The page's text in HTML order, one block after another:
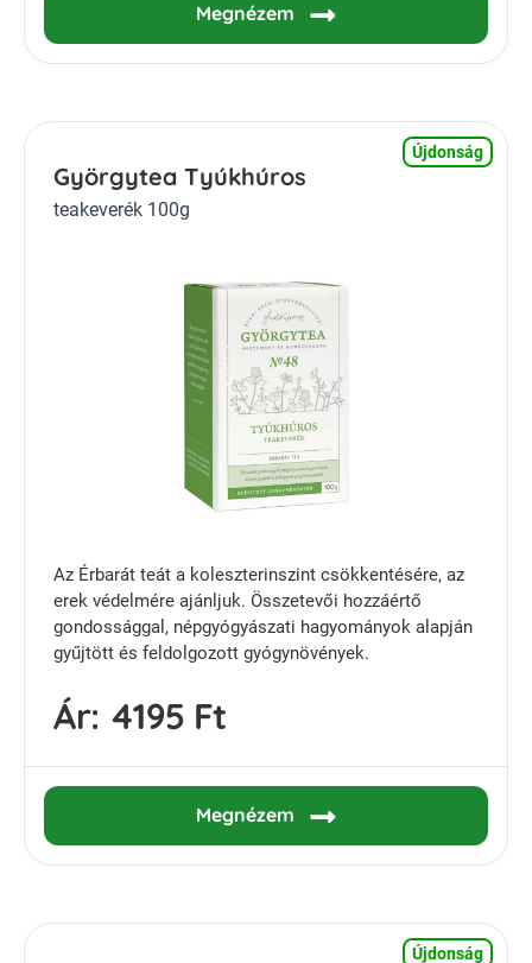
Megnézem
Újdonság
Györgytea Tyúkhúros
teakeverék 100g
Az Érbarát teát a koleszterinszint csökkentésére, az
erek védelmére ajánljuk. Összetevői hozzáértő
gondossággal, népgyógyászati hagyományok alapján
gyűjtött és feldolgozott gyógynövények.
Ár: 4195 Ft
Megnézem
Újdonság